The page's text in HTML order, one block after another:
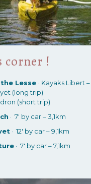
corner !
Lesse · Kayaks Libert
(long trip)
(short trip)
· 7′ by car – 3,1km
· 12′ by car – 9,1km
· 7′ by car – 7,1km